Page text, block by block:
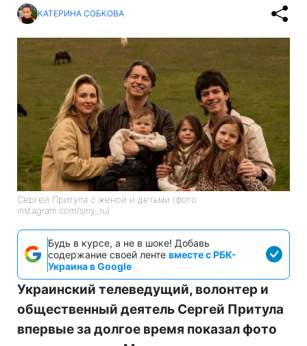
КАТЕРИНА СОБКОВА
Сергей Притула с женой и детьми (фото:
instagram.com/siriy_ru)
Будь в курсе, а не в шоке! Добавь
содержание своей ленте вместе с РБК-
Украина в Google
Украинский телеведущий, волонтер и
общественный деятель Сергей Притула
впервые за долгое время показал фото